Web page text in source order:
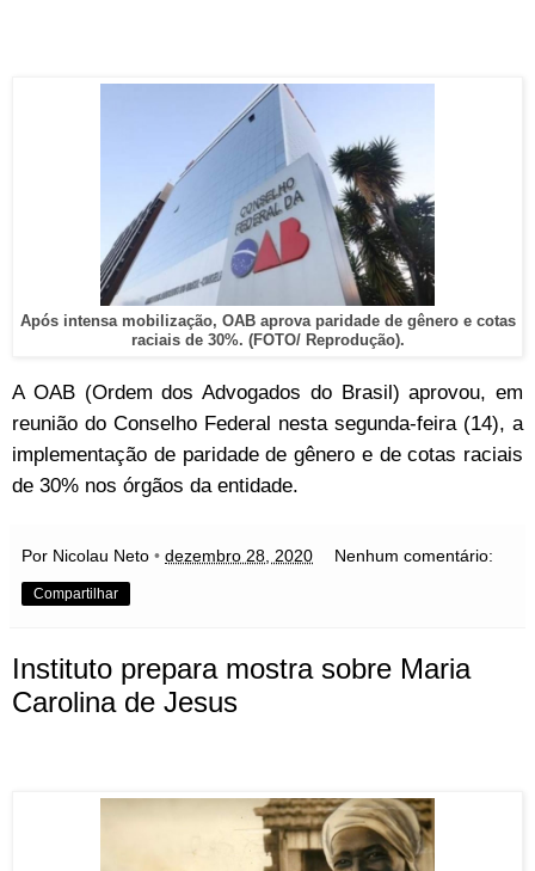
Após intensa mobilização, OAB aprova paridade de gênero e cotas
raciais de 30%. (FOTO/ Reprodução).
A OAB (Ordem dos Advogados do Brasil) aprovou, em
reunião do Conselho Federal nesta segunda-feira (14), a
implementação de paridade de gênero e de cotas raciais
de 30% nos órgãos da entidade.
Por Nicolau Neto • dezembro 28, 2020 Nenhum comentário:
Compartilhar
Instituto prepara mostra sobre Maria
Carolina de Jesus